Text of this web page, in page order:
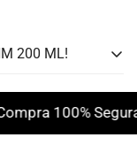
200 ML!
100% Segura